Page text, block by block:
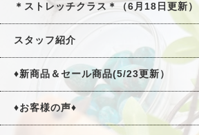
＊ストレッチクラス＊（6月18日更新）
スタッフ紹介
♦新商品＆セール商品(5/23更新）
♦お客様の声♦